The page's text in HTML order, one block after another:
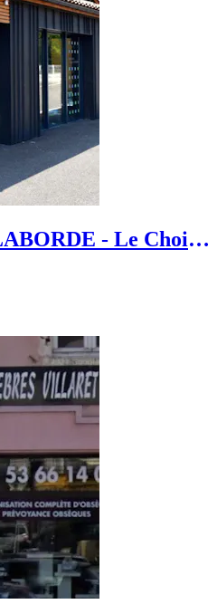
- Le Choix